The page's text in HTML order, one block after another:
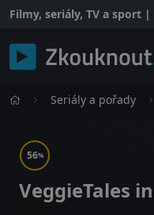
Filmy, seriály, TV a sport
Seriály a pořady
56%
VeggieTales